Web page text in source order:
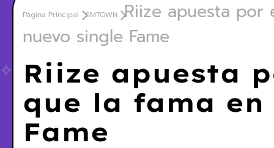
Página Principal SMTOWN
Riize apuesta por
nuevo single Fame
Riize apuesta
que la fama
Fame